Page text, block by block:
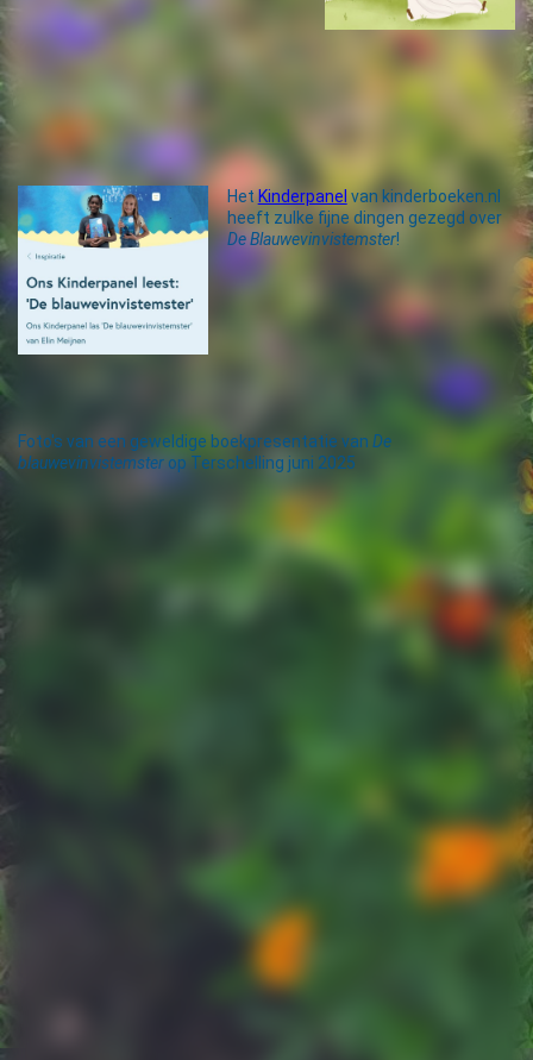
HetKinderpanel van kinderboeken.nl
heeft zulke fijne dingen gezegd over
De Blauwevinvistemster!
Foto's van een geweldige boekpresentatie van De
blauwevinvistemster op Terschelling juni 2025